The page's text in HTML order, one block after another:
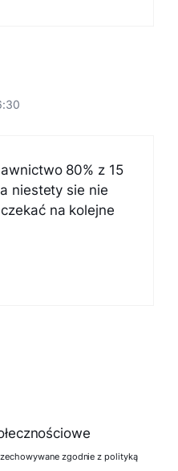
80% z 15
niestety sie nie
na kolejne
zgodnie z polityką